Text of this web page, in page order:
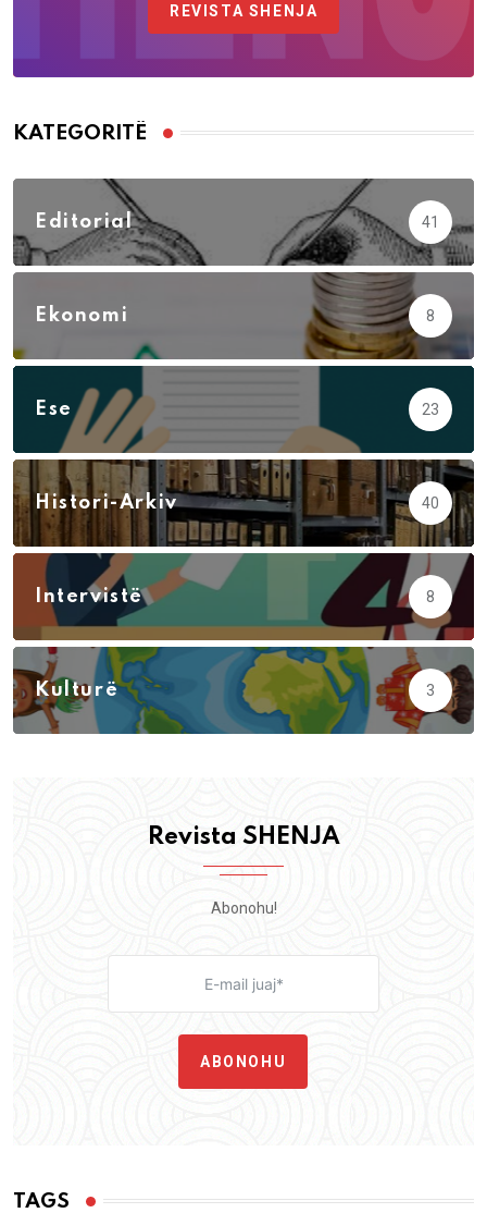
REVISTA SHENJA
KATEGORITË
Editorial 41
Ekonomi 8
Ese 23
Histori-Arkiv 40
Intervistë 8
Kulturë 3
Revista SHENJA
Abonohu!
ABONOHU
TAGS